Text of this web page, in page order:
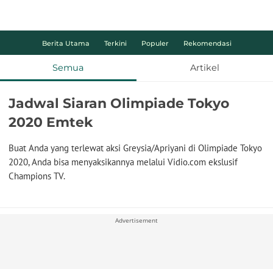
Berita Utama Terkini Populer Rekomendasi
Semua Artikel
Jadwal Siaran Olimpiade Tokyo
2020 Emtek
Buat Anda yang terlewat aksi Greysia/Apriyani di Olimpiade Tokyo
2020, Anda bisa menyaksikannya melalui Vidio.com ekslusif
Champions TV.
Advertisement